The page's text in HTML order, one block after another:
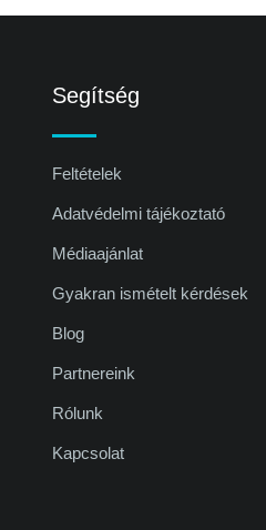
Segítség
Feltételek
Adatvédelmi tájékoztató
Médiaajánlat
Gyakran ismételt kérdések
Blog
Partnereink
Rólunk
Kapcsolat